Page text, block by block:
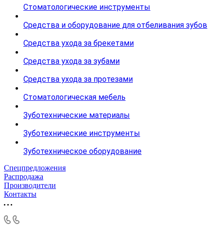
Стоматологические инструменты
Средства и оборудование для отбеливания зубов
Средства ухода за брекетами
Средства ухода за зубами
Средства ухода за протезами
Стоматологическая мебель
Зуботехнические материалы
Зуботехнические инструменты
Зуботехническое оборудование
Спецпредложения
Распродажа
Производители
Контакты